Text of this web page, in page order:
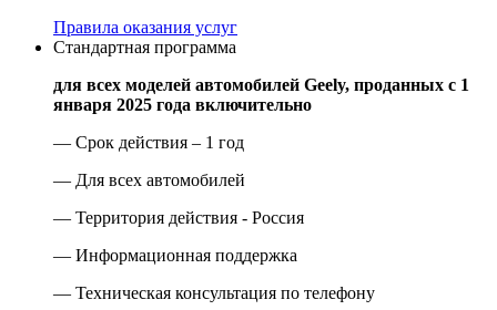
Правила оказания услуг
Стандартная программа
для всех моделей автомобилей Geely, проданных с 1
января 2025 года включительно
— Срок действия – 1 год
— Для всех автомобилей
— Территория действия - Россия
— Информационная поддержка
— Техническая консультация по телефону